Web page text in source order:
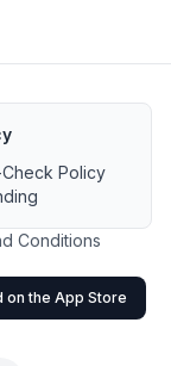
Policy
Conditions
on the App Store